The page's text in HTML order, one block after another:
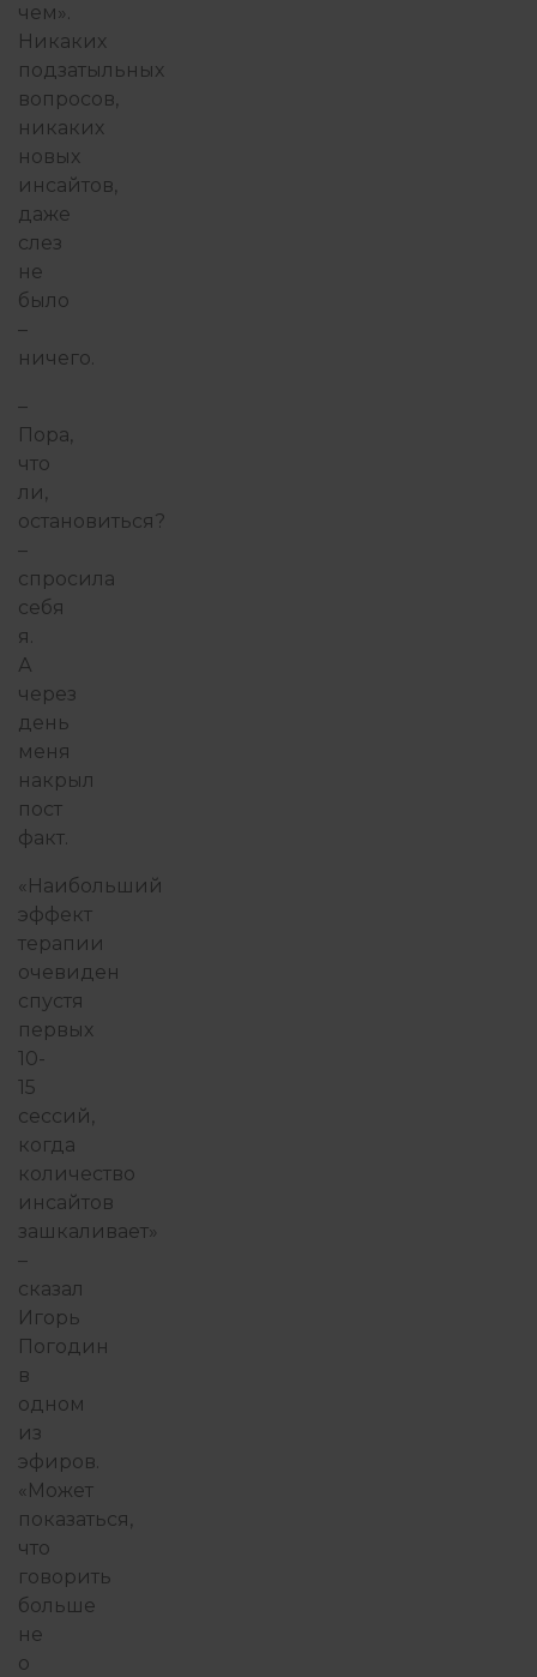
чем».
Никаких
подзатыльных
вопросов,
никаких
новых
инсайтов,
даже
слез
не
было
–
ничего.
–
Пора,
что
ли,
остановиться?
–
спросила
себя
я.
А
через
день
меня
накрыл
пост
факт.
«Наибольший
эффект
терапии
очевиден
спустя
первых
10-
15
сессий,
когда
количество
инсайтов
зашкаливает»
–
сказал
Игорь
Погодин
в
одном
из
эфиров.
«Может
показаться,
что
говорить
больше
не
о